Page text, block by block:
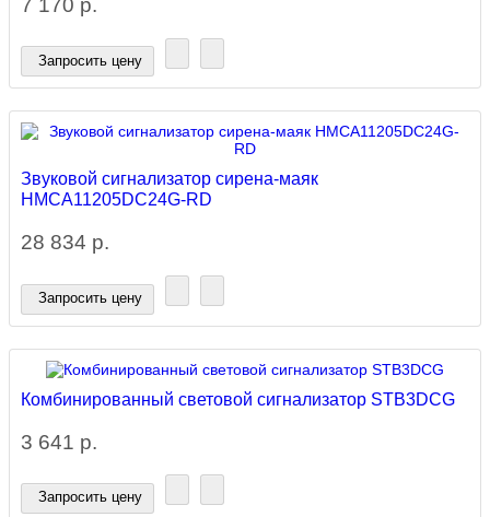
7 170 р.
Запросить цену
Звуковой сигнализатор сирена-маяк
HMCA11205DC24G-RD
28 834 р.
Запросить цену
Комбинированный световой сигнализатор STB3DCG
3 641 р.
Запросить цену